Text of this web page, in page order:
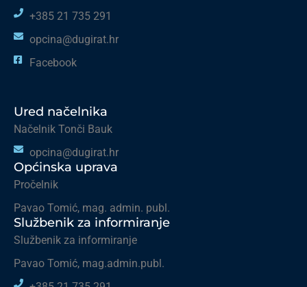
+385 21 735 291
opcina@dugirat.hr
Facebook
Ured načelnika
Načelnik Tonči Bauk
opcina@dugirat.hr
Općinska uprava
Pročelnik
Pavao Tomić, mag. admin. publ.
Službenik za informiranje
Službenik za informiranje
Pavao Tomić, mag.admin.publ.